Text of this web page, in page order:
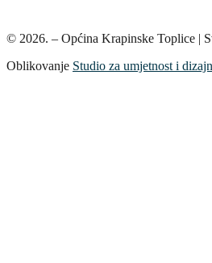
© 2026. – Općina Krapinske Toplice |
Oblikovanje Studio za umjetnost i